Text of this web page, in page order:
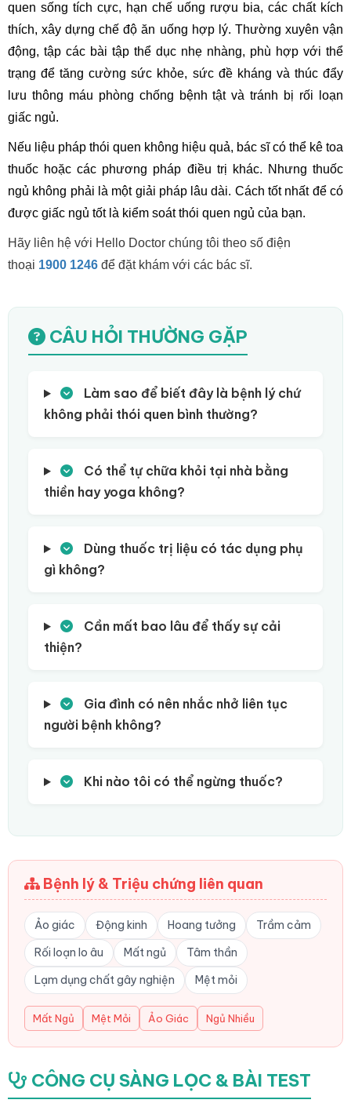
quen sống tích cực, hạn chế uống rượu bia, các chất kích
thích, xây dựng chế độ ăn uống hợp lý. Thường xuyên vận
động, tập các bài tập thể dục nhẹ nhàng, phù hợp với thể
trạng để tăng cường sức khỏe, sức đề kháng và thúc đẩy
lưu thông máu phòng chống bệnh tật và tránh bị rối loạn
giấc ngủ.
Nếu liệu pháp thói quen không hiệu quả, bác sĩ có thể kê toa
thuốc hoặc các phương pháp điều trị khác. Nhưng thuốc
ngủ không phải là một giải pháp lâu dài. Cách tốt nhất để có
được giấc ngủ tốt là kiểm soát thói quen ngủ của bạn.
Hãy liên hệ với Hello Doctor chúng tôi theo số điện
thoại 1900 1246 để đặt khám với các bác sĩ.
CÂU HỎI THƯỜNG GẶP
Làm sao để biết đây là bệnh lý chứ
không phải thói quen bình thường?
Có thể tự chữa khỏi tại nhà bằng
thiền hay yoga không?
Dùng thuốc trị liệu có tác dụng phụ
gì không?
Cần mất bao lâu để thấy sự cải
thiện?
Gia đình có nên nhắc nhở liên tục
người bệnh không?
Khi nào tôi có thể ngừng thuốc?
Bệnh lý & Triệu chứng liên quan
Ảo giác Động kinh Hoang tưởng
Trầm cảm
Rối loạn lo âu
Mất ngủ
Tâm thần
Lạm dụng chất gây nghiện
Mệt mỏi
Mất Ngủ Mệt Mỏi Ảo Giác Ngủ Nhiều
CÔNG CỤ SÀNG LỌC & BÀI TEST